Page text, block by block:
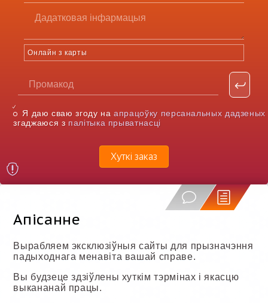
Онлайн з карты
Я даю сваю згоду наапрацоўку персанальных дадзеных
згаджаюся з палітыка прыватнасці
Хуткі заказ
Апісанне
Вырабляем эксклюзіўныя сайты для прызначэння
падыходнага менавіта вашай справе.
Вы будзеце здзіўлены хуткім тэрмінах і якасцю
выкананай працы.